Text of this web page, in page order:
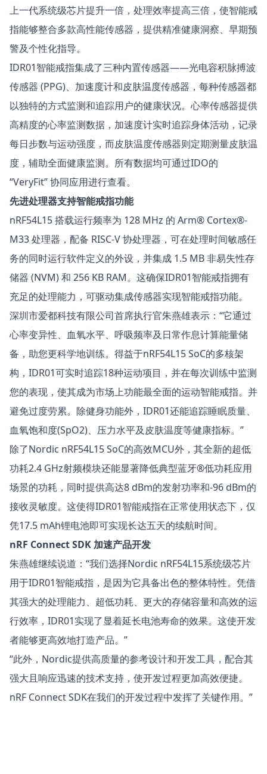
上一代系统级芯片提升一倍，处理效率提高三倍，使智能戒
指能够整合多款高性能传感器，提供精准健康洞察、早期预
警及个性化指导。
IDR01智能戒指集成了三种内置传感器——光电容积脉搏波
传感器 (PPG)、加速度计和皮肤温度传感器，每种传感器都
以独特的方式监测和追踪用户的健康状况。心率传感器提供
高精度的心率监测数据，加速度计实时追踪身体活动，记录
每日步数与运动强度，而皮肤温度传感器则定期测量皮肤温
度，辅助全面健康监测。所有数据均可通过IDO的
“VeryFit” 协同应用进行查看。
先进处理器支持智能戒指功能
nRF54L15 搭载运行频率为 128 MHz 的 Arm® Cortex®-
M33 处理器，配备 RISC-V 协处理器，可在处理时间敏感任
务的同时运行软件定义的外设，并集成 1.5 MB 非易失性存
储器 (NVM) 和 256 KB RAM。这确保IDR01智能戒指拥有
充足的处理能力，可驱动集成传感器实现智能戒指功能。
深圳市爱都科技有限公司首席执行官朱燕雄表示：“它通过
心率变异性、血氧水平、呼吸频率及日常作息计算能量储
备，助您更科学地训练。得益于nRF54L15 SoC的多核架
构，IDR01可实时追踪18种运动项目，并在每次训练中监测
您的表现，使其成为市场上功能最全面的运动智能戒指。并
避免过度劳累。除健身功能外，IDR01还能追踪睡眠质量、
血氧饱和度(SpO2)、压力水平及皮肤温度等健康指标。”
除了Nordic nRF54L15 SoC的高效MCU外，其全新的超低
功耗2.4 GHz射频模块还能显著降低典型蓝牙®低功耗应用
场景的功耗，同时提供高达8 dBm的发射功率和-96 dBm的
接收灵敏度。这使得IDR01智能戒指在正常使用状态下，仅
凭17.5 mAh锂电池即可实现长达五天的续航时间。
nRF Connect SDK 加速产品开发
朱燕雄继续说道：“我们选择Nordic nRF54L15系统级芯片
用于IDR01智能戒指，是因为它具备出色的整体特性。凭借
其强大的处理能力、超低功耗、更大的存储容量和高效的运
行效率，IDR01实现了显着延长电池寿命的效果。这使开发
者能够更高效地打造产品。”
“此外，Nordic提供高质量的参考设计和开发工具，配合其
强大且响应迅速的技术支持，使开发过程更加高效便捷。
nRF Connect SDK在我们的开发过程中发挥了关键作用。”